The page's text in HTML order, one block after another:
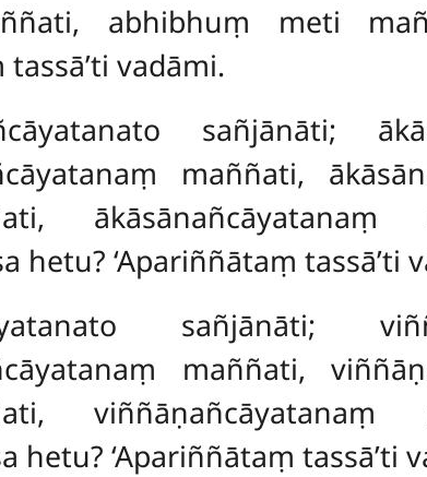
abhibhuṃ meti
vadāmi.
sañjānāti;
maññati,
hetu? ‘Apariññātaṃ tassā’ti
sañjānāti;
maññati,
‘Apariññātaṃ tassā’ti